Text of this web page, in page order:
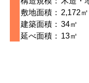
敷地面積： 2,172㎡
建築面積： 34㎡
延べ面積： 13㎡